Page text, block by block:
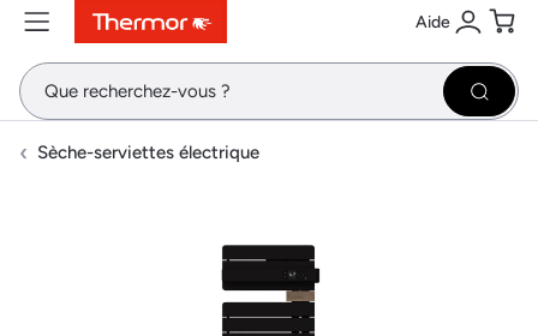
ContenuMenuRecherche Aide
Se
Sèche-serviettes électrique